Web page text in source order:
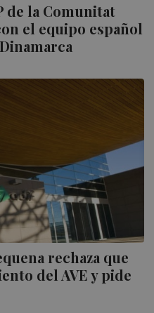
de la Comunitat
el equipo español
rechaza que
del AVE y pide